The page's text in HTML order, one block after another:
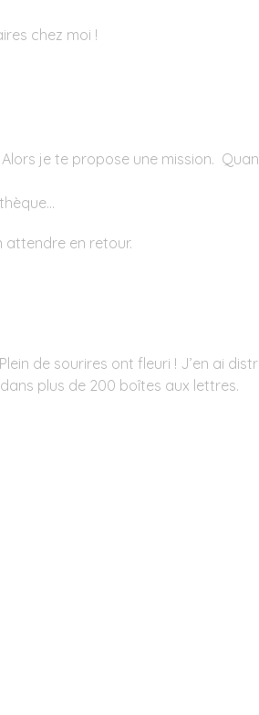
chez moi !
je te propose une mission.
attendre en retour.
de sourires ont fleuri ! J’en ai
dans plus de 200 boîtes aux lettres.